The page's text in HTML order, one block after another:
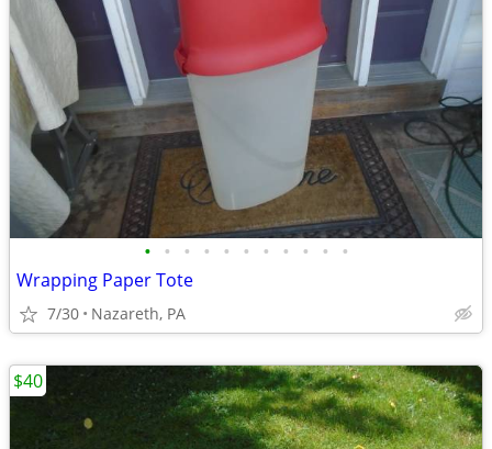
• • • • • • • • • • •
Wrapping Paper Tote
7/30 Nazareth, PA
$40